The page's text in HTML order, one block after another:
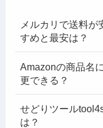
メルカリで送料
すめと最安は？
Amazonの商品名
更できる？
せどりツール
は？